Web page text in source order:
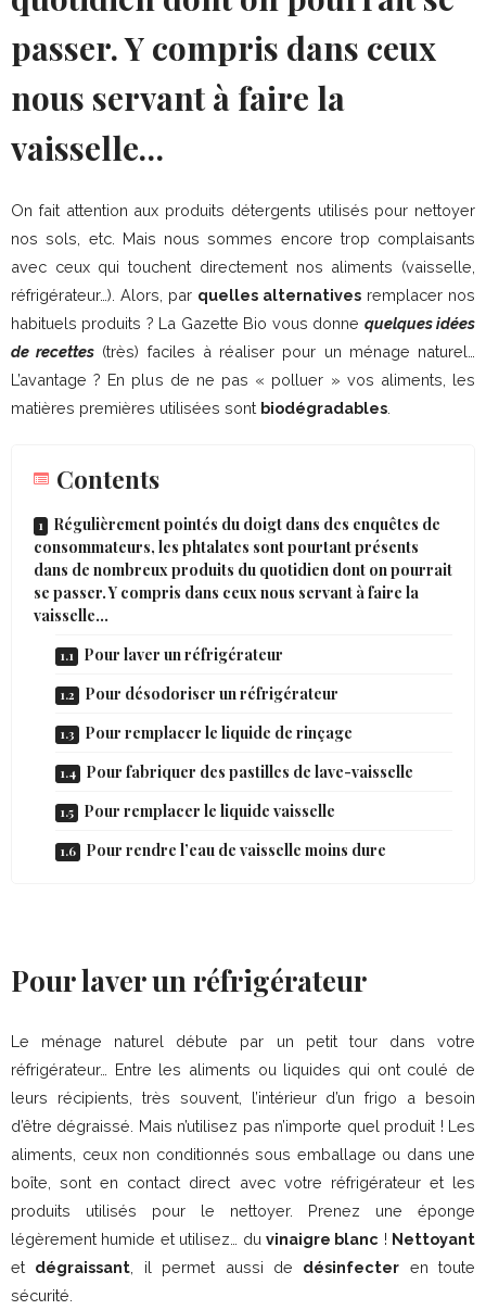
passer. Y compris dans ceux
nous servant à faire la
vaisselle…
On fait attention aux produits détergents utilisés pour nettoyer
nos sols, etc. Mais nous sommes encore trop complaisants
avec ceux qui touchent directement nos aliments (vaisselle,
réfrigérateur…). Alors, par quelles alternatives remplacer nos
habituels produits ? La Gazette Bio vous donne quelques idées
de recettes (très) faciles à réaliser pour un ménage naturel…
L’avantage ? En plus de ne pas « polluer » vos aliments, les
matières premières utilisées sont biodégradables
Contents
Régulièrement pointés du doigt dans des enquêtes de
consommateurs, les phtalates sont pourtant présents
dans de nombreux produits du quotidien dont on pourrait
se passer. Y compris dans ceux nous servant à faire la
vaisselle…
Pour laver un réfrigérateur
Pour désodoriser un réfrigérateur
Pour remplacer le liquide de rinçage
Pour fabriquer des pastilles de lave-vaisselle
Pour remplacer le liquide vaisselle
Pour rendre l’eau de vaisselle moins dure
Pour laver un réfrigérateur
Le ménage naturel débute par un petit tour dans votre
réfrigérateur… Entre les aliments ou liquides qui ont coulé de
leurs récipients, très souvent, l’intérieur d’un frigo a besoin
d’être dégraissé. Mais n’utilisez pas n’importe quel produit ! Les
aliments, ceux non conditionnés sous emballage ou dans une
boîte, sont en contact direct avec votre réfrigérateur et les
produits utilisés pour le nettoyer. Prenez une éponge
légèrement humide et utilisez… du vinaigre blanc ! Nettoyant
et dégraissant , il permet aussi de désinfecter en toute
sécurité.